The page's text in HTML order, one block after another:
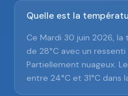
Quelle est la
Ce Mardi 30 juin 2026,
de 28°C avec un
Partiellement nuageux.
entre 24°C et 31°C dans